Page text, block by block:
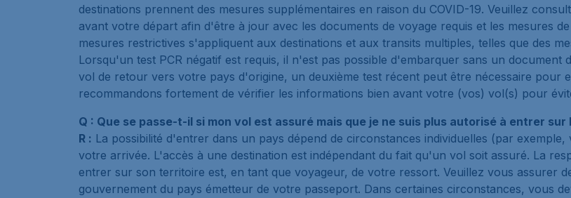
destinations prennent des mesures supplémentaires en raison du COVID-19. Veuillez
avant votre départ afin d'être à jour avec les documents de voyage requis et les mesures
mesures restrictives s'appliquent aux destinations et aux transits multiples, telles que des
Lorsqu'un test PCR négatif est requis, il n'est pas possible d'embarquer sans un
vol de retour vers votre pays d'origine, un deuxième test récent peut être nécessaire pour
recommandons fortement de vérifier les informations bien avant votre (vos) vol(s) pour
Q : Que se passe-t-il si mon vol est assuré mais que je ne suis plus autorisé à entrer
R : La possibilité d'entrer dans un pays dépend de circonstances individuelles (par
votre arrivée. L'accès à une destination est indépendant du fait qu'un vol soit assuré. La
entrer sur son territoire est, en tant que voyageur, de votre ressort. Veuillez vous assurer
gouvernement du pays émetteur de votre passeport. Dans certaines circonstances, vous